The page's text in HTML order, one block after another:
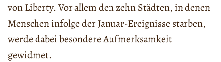
von Liberty. Vor allem den zehn Städten, in denen
Menschen infolge der Januar-Ereignisse starben,
werde dabei besondere Aufmerksamkeit
gewidmet.